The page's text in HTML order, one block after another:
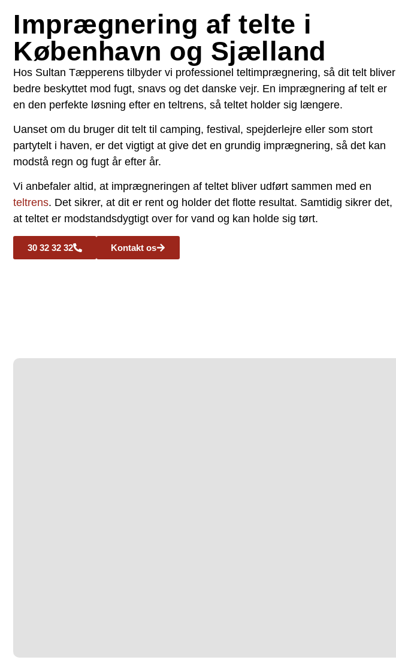
Imprægnering af telte i
København og Sjælland
Hos Sultan Tæpperens tilbyder vi professionel teltimprægnering, så dit telt bliver
bedre beskyttet mod fugt, snavs og det danske vejr. En imprægnering af telt er
en den perfekte løsning efter en teltrens, så teltet holder sig længere.
Uanset om du bruger dit telt til camping, festival, spejderlejre eller som stort
partytelt i haven, er det vigtigt at give det en grundig imprægnering, så det kan
modstå regn og fugt år efter år.
Vi anbefaler altid, at imprægneringen af teltet bliver udført sammen med en
teltrens. Det sikrer, at dit er rent og holder det flotte resultat. Samtidig sikrer det,
at teltet er modstandsdygtigt over for vand og kan holde sig tørt.
30 32 32 32 Kontakt os